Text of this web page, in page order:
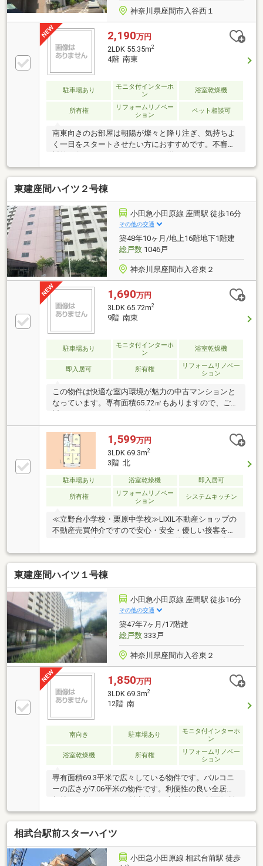
神奈川県座間市入谷西１
2,190万円
2LDK 55.35m2
4階 南東
駐車場あり
モニタ付インターホ
ン
浴室乾燥機
所有権
リフォームリノベー
ション
ペット相談可
南東向きのお部屋は朝陽が燦々と降り注ぎ、気持ちよ
く一日をスタートさせたい方におすすめです。不審者
テリアを楽しみたいなら、全居室フローリングはいか
がですか。バルコニーをご活用いただけます。年度内
入居可能なので、まずは気軽にご相談ください。月額
利用料金7000円の駐車場です。家族での生活にもぴっ
たりな2LDKで落ち着いた生活。
東建座間ハイツ２号棟
小田急小田原線 座間駅 徒歩16分
その他の交通
築48年10ヶ月/地上16階地下1階建
総戸数1046戸
神奈川県座間市入谷東２
1,690万円
3LDK 65.72m2
9階 南東
駐車場あり
モニタ付インターホ
ン
浴室乾燥機
即入居可 所有権
リフォームリノベー
ション
この物件は快適な室内環境が魅力の中古マンションと
なっています。専有面積65.72㎡もありますので、ご検
ない平坦地はみんなが安心に生活できますよ。朝日を
浴びたい方におすすめの南東向きのお部屋です。洗髪
洗面化粧台なら、余裕をもって洗髪することができま
す。パーキングの料金は月額7000円でございます。
1,599万円
3LDK 69.3m2
3階 北
駐車場あり 浴室乾燥機 即入居可
所有権
リフォームリノベー
ション
システムキッチン
≪立野台小学校・栗原中学校≫LIXIL不動産ショップの
不動産売買仲介ですので安心・安全・優しい接客を楽
をご堪能下さい。～～～～～～～～～～～～～～～～
～～～～～インターネット、チラシなどに掲載できな
い物件や未公開物件・自社物件も多数ございます。物
件情報等はコチラまでTEL：046-244-3815～～～～～
～～～～～～～～～～～～～～～～
東建座間ハイツ１号棟
小田急小田原線 座間駅 徒歩16分
その他の交通
築47年7ヶ月/17階建
総戸数333戸
神奈川県座間市入谷東２
1,850万円
3LDK 69.3m2
12階 南
南向き 駐車場あり
モニタ付インターホ
ン
浴室乾燥機 所有権
リフォームリノベー
ション
専有面積69.3平米で広々している物件です。バルコニ
ーの広さが7.06平米の物件です。利便性の良い全居室
が少ない平坦な土地です。住んでいて心地の良い中古
マンションで魅力的です。すぐに入居できるので、お
急ぎの方も安心してお問い合わせください。この物件
は広々としたシステムキッチンなので、普段の料理も
楽しくなるでしょう。
相武台駅前スターハイツ
小田急小田原線 相武台前駅 徒歩